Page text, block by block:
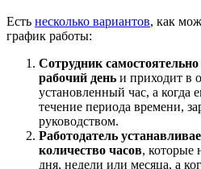
Есть несколько вариантов, как
график работы:
Сотрудник
рабочий день и приходит в
установленный час, а когда
течение периода времени,
руководством.
Работодатель
количество часов, которые
дня, недели или месяца, а